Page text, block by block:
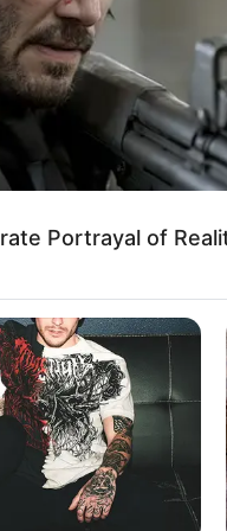
Portrayal of
Not Number 1)